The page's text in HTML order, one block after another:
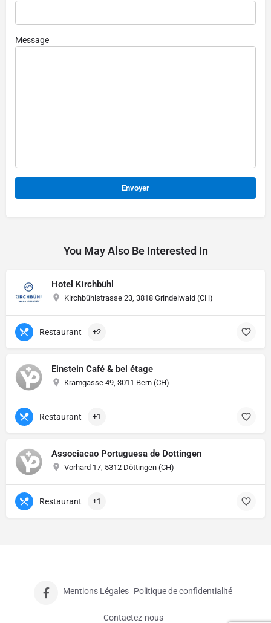
Message
You May Also Be Interested In
Hotel Kirchbühl
Kirchbühlstrasse 23, 3818 Grindelwald (CH)
Restaurant +2
Einstein Café & bel étage
Kramgasse 49, 3011 Bern (CH)
Restaurant +1
Associacao Portuguesa de Dottingen
Vorhard 17, 5312 Döttingen (CH)
Restaurant +1
Mentions Légales Politique de confidentialité
Contactez-nous